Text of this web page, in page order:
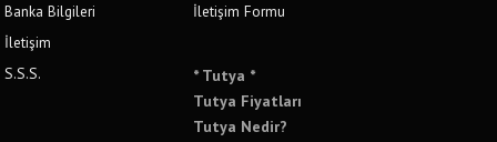
Banka Bilgileri
İletişim
S.S.S.
İletişim Formu
* Tutya *
Tutya Fiyatları
Tutya Nedir?